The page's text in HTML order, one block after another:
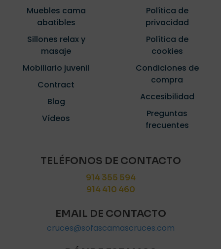
Muebles cama
abatibles
Sillones relax y
masaje
Mobiliario juvenil
Contract
Blog
Vídeos
Política de
privacidad
Política de
cookies
Condiciones de
compra
Accesibilidad
Preguntas
frecuentes
TELÉFONOS DE CONTACTO
914 355 594
914 410 460
EMAIL DE CONTACTO
cruces@sofascamascruces.com